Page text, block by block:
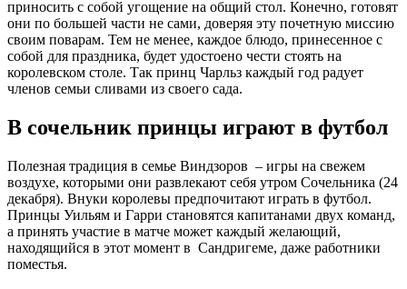
приносить с собой угощение на общий стол. Конечно, готовят
они по большей части не сами, доверяя эту почетную миссию
своим поварам. Тем не менее, каждое блюдо, принесенное с
собой для праздника, будет удостоено чести стоять на
королевском столе. Так принц Чарльз каждый год радует
членов семьи сливами из своего сада.
В сочельник принцы играют в футбол
Полезная традиция в семье Виндзоров – игры на свежем
воздухе, которыми они развлекают себя утром Сочельника (24
декабря). Внуки королевы предпочитают играть в футбол.
Принцы Уильям и Гарри становятся капитанами двух команд,
а принять участие в матче может каждый желающий,
находящийся в этот момент в Сандригеме, даже работники
поместья.